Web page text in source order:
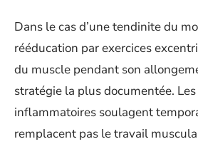
Dans le cas d’une tendinite du
rééducation par exercices
du muscle pendant son
stratégie la plus documentée.
inflammatoires soulagent
remplacent pas le travail